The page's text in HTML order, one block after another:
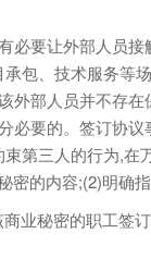
要让外部人员接
包、技术服务等
外部人员并不存
必要的。签订协
第三人的行为,在
密的内容;(2)明确
秘密的职工签